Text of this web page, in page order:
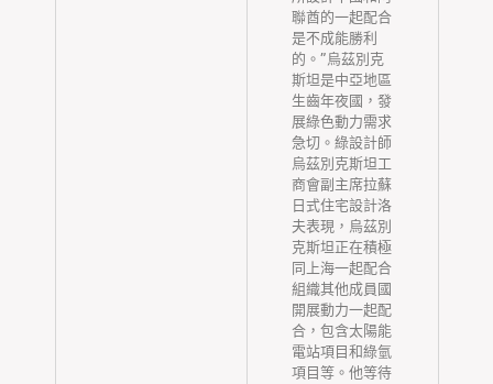
聯酋的一起配合
是不成能勝利
的。”烏茲別克
斯坦是中亞地區
生齒年夜國，發
展綠色動力需求
急切。綠設計師
烏茲別克斯坦工
商會副主席拉蘇
日式住宅設計洛
夫表現，烏茲別
克斯坦正在積極
同上海一起配合
組織其他成員國
開展動力一起配
合，包含太陽能
電站項目和綠氫
項目等。他等待